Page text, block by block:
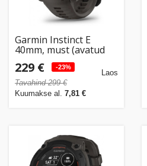
Garmin Instinct E
40mm, must (avatud
229 € -23%
Tavahind 299 €
Kuumakse al. 7,81 €
Laos